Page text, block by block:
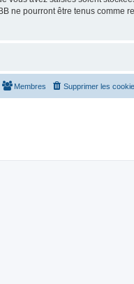
ne pourront être tenus comme
Supprimer les
Membres